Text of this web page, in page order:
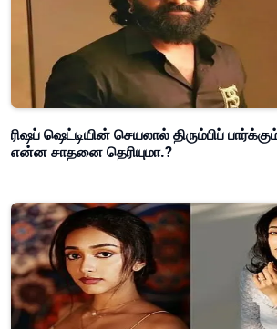
ரிஷப் ஷெட்டியின் செயலால் திரும்பிப் பார்க்கும்
என்ன சாதனை தெரியுமா.?